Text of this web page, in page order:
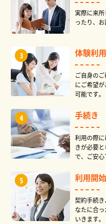
実際に来
ったり、お
体験利用
ご自身の
にご希望
可能です。
手続き
利用の際
きが必要
で、ご安心
利用開始
契約手続
なたに合
いきます。